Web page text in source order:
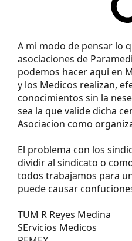
A mi modo de pensar lo
asociaciones de
podemos hacer aqui en
y los Medicos realizan,
conocimientos sin la
sea la que valide dicha
Asociacion como
El problema con los
dividir al sindicato o
todos trabajamos para
puede causar
TUM R Reyes Medina
SErvicios Medicos